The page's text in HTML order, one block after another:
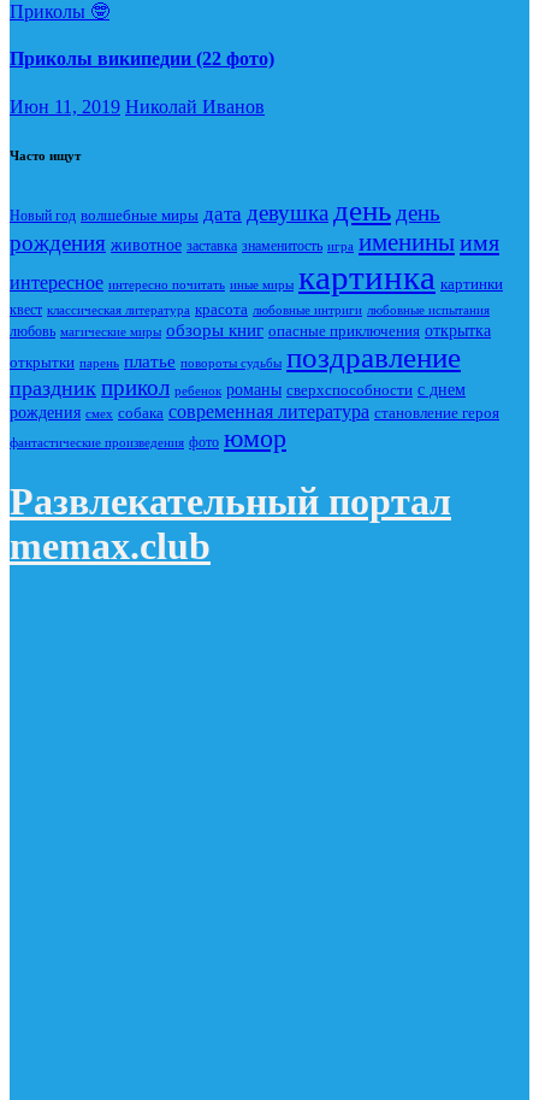
Приколы 🤓
Приколы википедии (22 фото)
Июн 11, 2019 Николай Иванов
Часто ищут
Новый год волшебные миры дата девушка день день
рождения животное заставка знаменитость игра имениныимя
интересное интересно почитать иные миры картинка картинки
квест классическая литература красота любовные интриги любовные испытания
любовь магические миры обзоры книг опасные приключения открытка
открытки парень платье повороты судьбы поздравление
праздник прикол ребенок романы сверхспособности с днем
рождения смех собака современная литература становление героя
фантастические произведения фото юмор
Развлекательный портал
memax.club